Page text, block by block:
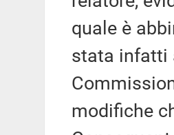
quale è
stata infatti
modifiche